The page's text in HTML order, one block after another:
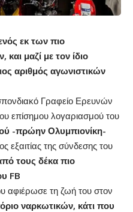
εκ των πιο
μαζί με τον ίδιο
αριθμός αγωνιστικών
Γραφείο Ερευνών
επίσημου λογαριασμού του
-πρώην Ολυμπιονίκη-
εξαιτίας της σύνδεσης του
τους δέκα πιο
FB
αφιέρωσε τη ζωή του στον
ναρκωτικών, κάτι που